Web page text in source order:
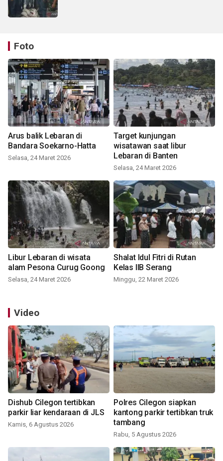
Foto
Arus balik Lebaran di
Bandara Soekarno-Hatta
Selasa, 24 Maret 2026
Target kunjungan
wisatawan saat libur
Lebaran di Banten
Selasa, 24 Maret 2026
Libur Lebaran di wisata
alam Pesona Curug Goong
Selasa, 24 Maret 2026
Shalat Idul Fitri di Rutan
Kelas IIB Serang
Minggu, 22 Maret 2026
Video
Dishub Cilegon tertibkan
parkir liar kendaraan di JLS
Kamis, 6 Agustus 2026
Polres Cilegon siapkan
kantong parkir tertibkan truk
tambang
Rabu, 5 Agustus 2026